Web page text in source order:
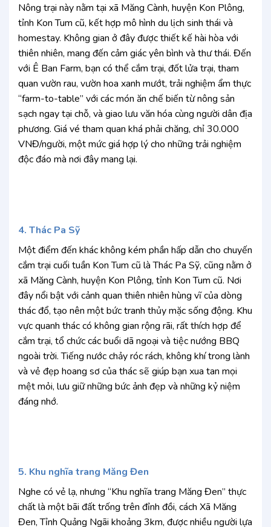
Nông trại này nằm tại xã Măng Cành, huyện Kon Plông,
tỉnh Kon Tum cũ, kết hợp mô hình du lịch sinh thái và
homestay. Không gian ở đây được thiết kế hài hòa với
thiên nhiên, mang đến cảm giác yên bình và thư thái. Đến
với Ê Ban Farm, bạn có thể cắm trại, đốt lửa trại, tham
quan vườn rau, vườn hoa xanh mướt, trải nghiệm ẩm thực
“farm-to-table” với các món ăn chế biến từ nông sản
sạch ngay tại chỗ, và giao lưu văn hóa cùng người dân địa
phương. Giá vé tham quan khá phải chăng, chỉ 30.000
VNĐ/người, một mức giá hợp lý cho những trải nghiệm
độc đáo mà nơi đây mang lại.
4. Thác Pa Sỹ
Một điểm đến khác không kém phần hấp dẫn cho chuyến
cắm trại cuối tuần Kon Tum cũ là Thác Pa Sỹ, cũng nằm ở
xã Măng Cành, huyện Kon Plông, tỉnh Kon Tum cũ. Nơi
đây nổi bật với cảnh quan thiên nhiên hùng vĩ của dòng
thác đổ, tạo nên một bức tranh thủy mặc sống động. Khu
vực quanh thác có không gian rộng rãi, rất thích hợp để
cắm trại, tổ chức các buổi dã ngoại và tiệc nướng BBQ
ngoài trời. Tiếng nước chảy róc rách, không khí trong lành
và vẻ đẹp hoang sơ của thác sẽ giúp bạn xua tan mọi
mệt mỏi, lưu giữ những bức ảnh đẹp và những kỷ niệm
đáng nhớ.
5. Khu nghĩa trang Măng Đen
Nghe có vẻ lạ, nhưng “Khu nghĩa trang Măng Đen” thực
chất là một bãi đất trống trên đỉnh đồi, cách Xã Măng
Đen, Tỉnh Quảng Ngãi khoảng 3km, được nhiều người lựa